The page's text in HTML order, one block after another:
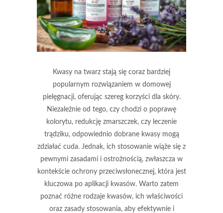
Kwasy na twarz stają się coraz bardziej
popularnym rozwiązaniem w domowej
pielęgnacji, oferując szereg korzyści dla skóry.
Niezależnie od tego, czy chodzi o poprawę
kolorytu, redukcję zmarszczek, czy leczenie
trądziku, odpowiednio dobrane kwasy mogą
zdziałać cuda. Jednak, ich stosowanie wiąże się z
pewnymi zasadami i ostrożnością, zwłaszcza w
kontekście ochrony przeciwsłonecznej, która jest
kluczowa po aplikacji kwasów. Warto zatem
poznać różne rodzaje kwasów, ich właściwości
oraz zasady stosowania, aby efektywnie i